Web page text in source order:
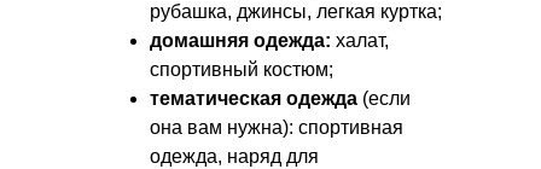
рубашка, джинсы, легкая куртка;
домашняя одежда: халат,
спортивный костюм;
тематическая одежда (если
она вам нужна): спортивная
одежда, наряд для